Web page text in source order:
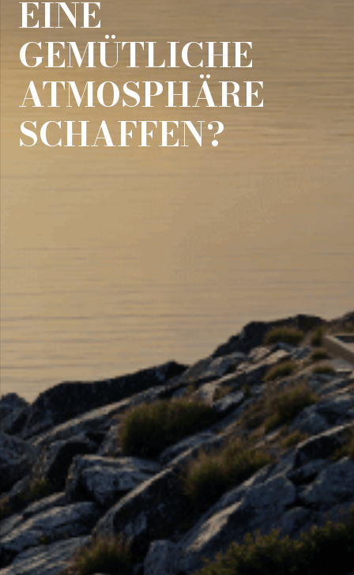
EINE
GEMÜTLICHE
ATMOSPHÄRE
SCHAFFEN?